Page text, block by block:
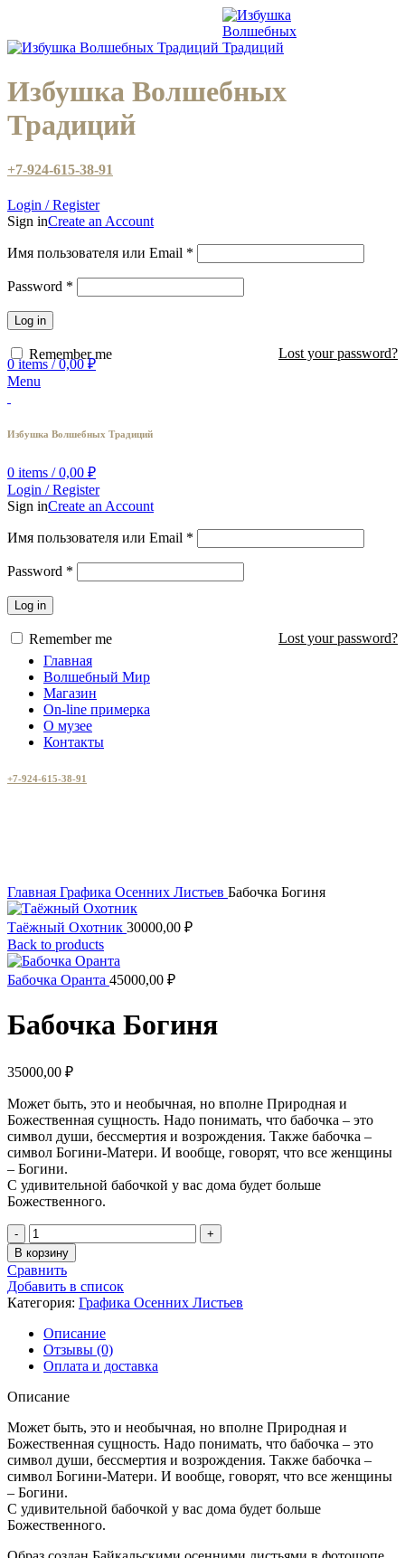
Избушка Волшебных
Традиций
+7-924-615-38-91
Login / Register
Sign inCreate an Account
Имя пользователя или Email *
Password *
Log in
Lost your password?
Remember me
0items / 0,00₽
Menu
Избушка Волшебных Традиций
0 items / 0,00 ₽
Login / Register
Sign inCreate an Account
Имя пользователя или Email *
Password *
Log in
Lost your password?
Remember me
Главная
Волшебный Мир
Магазин
On-line примерка
О музее
Контакты
+7-924-615-38-91
Главная Графика Осенних Листьев Бабочка Богиня
Таёжный Охотник 30000,00 ₽
Back to products
Бабочка Оранта 45000,00 ₽
Бабочка Богиня
35000,00 ₽
Может быть, это и необычная, но вполне Природная и
Божественная сущность. Надо понимать, что бабочка – это
символ души, бессмертия и возрождения. Также бабочка –
символ Богини-Матери. И вообще, говорят, что все женщины
– Богини.
С удивительной бабочкой у вас дома будет больше
Божественного.
Количество
товара
Бабочка
Богиня
В корзину
Сравнить
Добавить в список
Категория: Графика Осенних Листьев
Описание
Отзывы (0)
Оплата и доставка
Описание
Может быть, это и необычная, но вполне Природная и
Божественная сущность. Надо понимать, что бабочка – это
символ души, бессмертия и возрождения. Также бабочка –
символ Богини-Матери. И вообще, говорят, что все женщины
– Богини.
С удивительной бабочкой у вас дома будет больше
Божественного.